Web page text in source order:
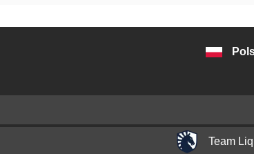
Team